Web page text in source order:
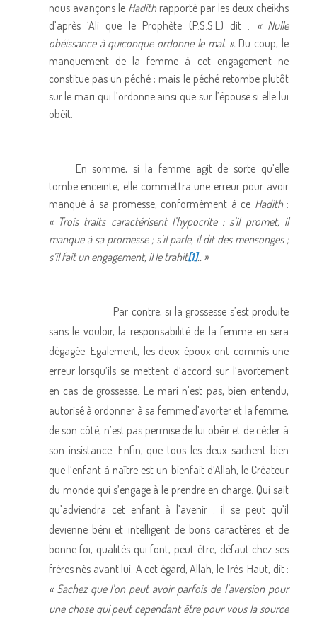
nous avançons le Hadithrapporté par les deux cheikhs
d’après ‘Ali que le Prophète (P.S.S.L) dit : « Nulle
obéissance à quiconque ordonne le mal. ». Du coup, le
manquement de la femme à cet engagement ne
constitue pas un péché ; mais le péché retombe plutôt
sur le mari qui l’ordonne ainsi que sur l’épouse si elle lui
obéit.
En somme, si la femme agit de sorte qu’elle
tombe enceinte, elle commettra une erreur pour avoir
manqué à sa promesse, conformément à ce Hadith:
« Trois traits caractérisent l’hypocrite : s’il promet, il
manque à sa promesse ; s’il parle, il dit des mensonges ;
s’il fait un engagement, il le trahit[1].. »
Par contre, si la grossesse s’est produite
sans le vouloir, la responsabilité de la femme en sera
dégagée. Egalement, les deux époux ont commis une
erreur lorsqu’ils se mettent d’accord sur l’avortement
en cas de grossesse. Le mari n’est pas, bien entendu,
autorisé à ordonner à sa femme d’avorter et la femme,
de son côté, n’est pas permise de lui obéir et de céder à
son insistance. Enfin, que tous les deux sachent bien
que l’enfant à naître est un bienfait d’Allah, le Créateur
du monde qui s’engage à le prendre en charge. Qui sait
qu’adviendra cet enfant à l’avenir : il se peut qu’il
devienne béni et intelligent de bons caractères et de
bonne foi, qualités qui font, peut-être, défaut chez ses
frères nés avant lui. A cet égard, Allah, le Très-Haut, dit :
« Sachez que l’on peut avoir parfois de l’aversion pour
une chose qui peut cependant être pour vous la source